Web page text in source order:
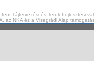
Tájtervezési és Területfejlesztési
az NKA és a Visegrádi Alap